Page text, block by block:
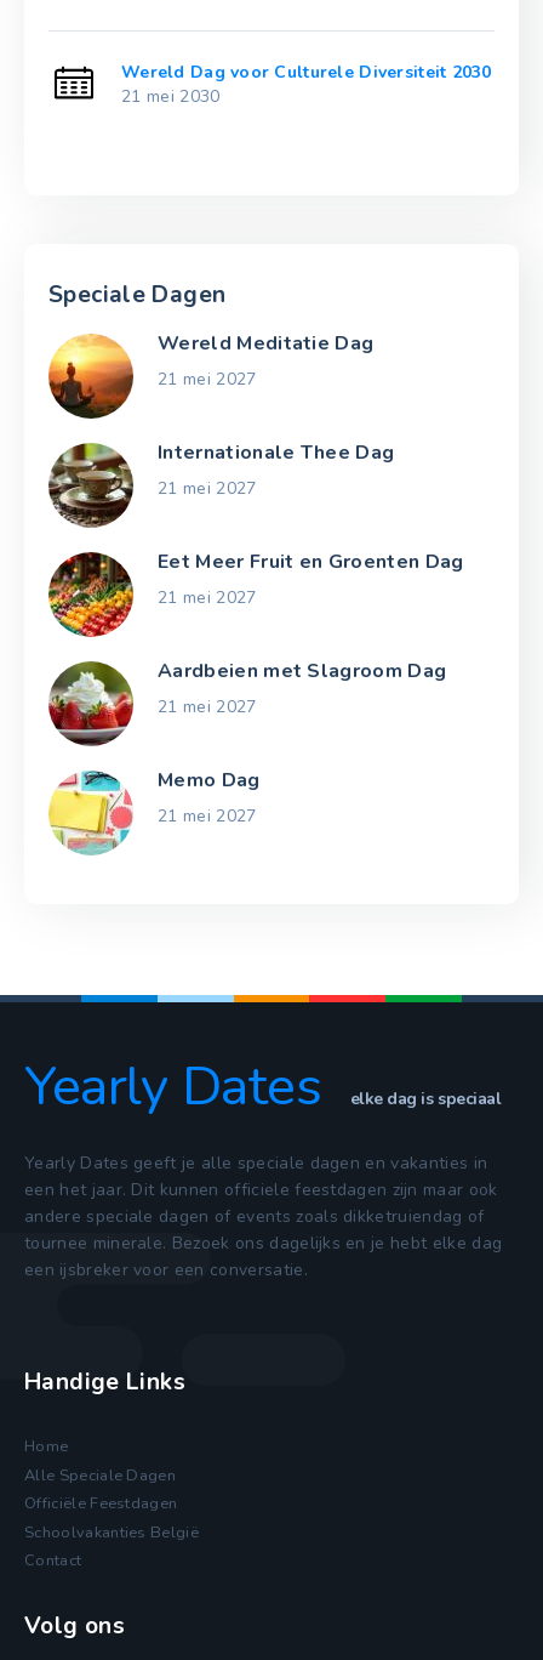
Wereld Dag voor Culturele Diversiteit 2030
21 mei 2030
Speciale Dagen
Wereld Meditatie Dag
21 mei 2027
Internationale Thee Dag
21 mei 2027
Eet Meer Fruit en Groenten Dag
21 mei 2027
Aardbeien met Slagroom Dag
21 mei 2027
Memo Dag
21 mei 2027
Yearly Dates elke dag is speciaal
Yearly Dates geeft je alle speciale dagen en vakanties in
een het jaar. Dit kunnen officiele feestdagen zijn maar ook
andere speciale dagen of events zoals dikketruiendag of
tournee minerale. Bezoek ons dagelijks en je hebt elke dag
een ijsbreker voor een conversatie.
Handige Links
Home
Alle Speciale Dagen
Officiële Feestdagen
Schoolvakanties België
Contact
Volg ons